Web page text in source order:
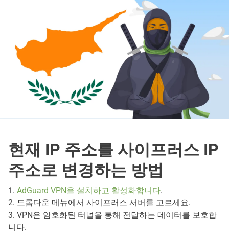
현재 IP 주소를 사이프러스 IP
주소로 변경하는 방법
1. AdGuard VPN을 설치하고 활성화합니다.
2. 드롭다운 메뉴에서 사이프러스 서버를 고르세요.
3. VPN은 암호화된 터널을 통해 전달하는 데이터를 보호합
니다.